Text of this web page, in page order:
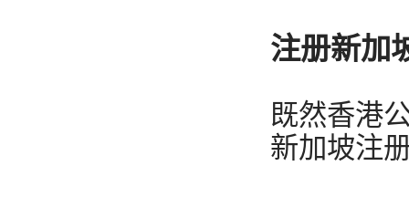
注册新加
既然香港
新加坡注